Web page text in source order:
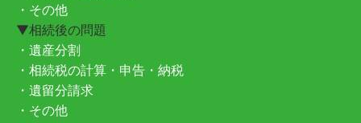
・その他
▼相続後の問題
・遺産分割
・相続税の計算・申告・納税
・遺留分請求
・その他